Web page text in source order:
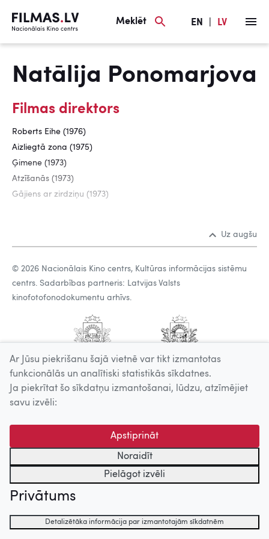
Meklēt EN LV
Natālija Ponomarjova
Filmas direktors
Roberts Eihe (1976)
Aizliegtā zona (1975)
Ģimene (1973)
Atzīšanās (1973)
Gājiens ar zirdziņu (1973)
Uz augšu
© 2026 Nacionālais Kino centrs, Kultūras informācijas sistēmu
centrs. Sadarbības partneris: Latvijas Valsts
kinofotofonodokumentu arhīvs.
Ar Jūsu piekrišanu šajā vietnē var tikt izmantotas
funkcionālās un analītiski statistikās sīkdatnes.
Ja piekrītat šo sīkdatņu izmantošanai, lūdzu, atzīmējiet
savu izvēli:
Apstiprināt
Noraidīt
Pielāgot izvēli
Privātums
Detalizētāka informācija par izmantotajām sīkdatnēm